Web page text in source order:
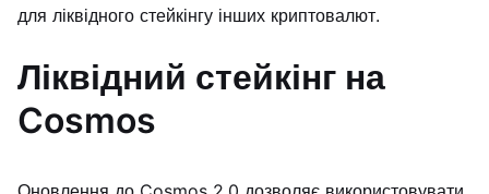
для ліквідного стейкінгу інших криптовалют.
Ліквідний стейкінг на
Cosmos